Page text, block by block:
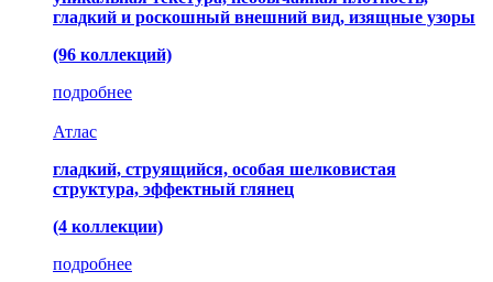
гладкий и роскошный внешний вид, изящные узоры
(96 коллекций)
подробнее
Атлас
гладкий, струящийся, особая шелковистая
структура, эффектный глянец
(4 коллекции)
подробнее